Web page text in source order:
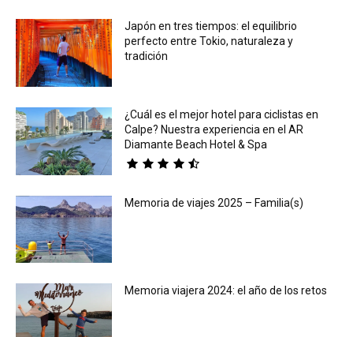
Japón en tres tiempos: el equilibrio
perfecto entre Tokio, naturaleza y
tradición
¿Cuál es el mejor hotel para ciclistas en
Calpe? Nuestra experiencia en el AR
Diamante Beach Hotel & Spa
Memoria de viajes 2025 – Familia(s)
Memoria viajera 2024: el año de los retos